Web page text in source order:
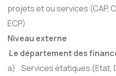
projets et ou services (CAP,
ECP)
Niveau externe
Le département des
a) Services étatiques (Etat,